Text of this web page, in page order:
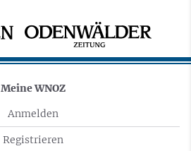
Meine WNOZ
Anmelden
Registrieren